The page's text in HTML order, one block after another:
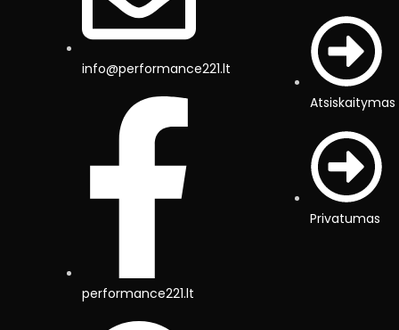
info@performance221.lt
performance221.lt
Atsiskaitymas
Privatumas